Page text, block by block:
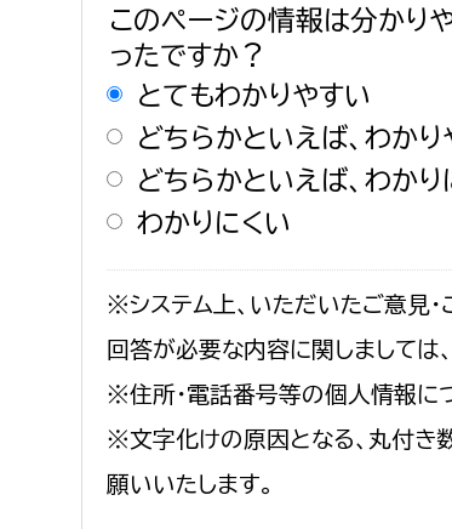
このページの情報は分かり
ったですか？
とてもわかりやすい
どちらかといえば、わかり
どちらかといえば、わかり
わかりにくい
※システム上、いただいたご意見
回答が必要な内容に関しましては
※住所・電話番号等の個人情報に
※文字化けの原因となる、丸付き
願いいたします。